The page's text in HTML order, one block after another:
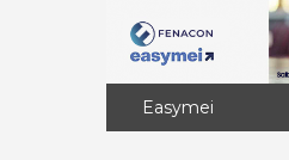
Easymei